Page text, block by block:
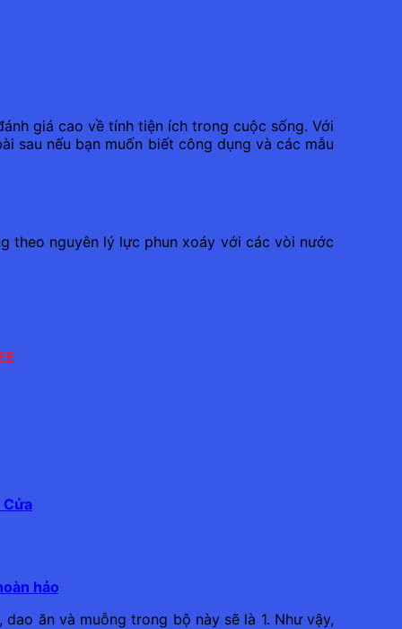
giá cao về tính tiện ích trong cuộc sống. Với
sau nếu bạn muốn biết công dụng và các mẫu
theo nguyên lý lực phun xoáy với các vòi nước
Cửa
hảo
ăn và muỗng trong bộ này sẽ là 1. Như vậy,